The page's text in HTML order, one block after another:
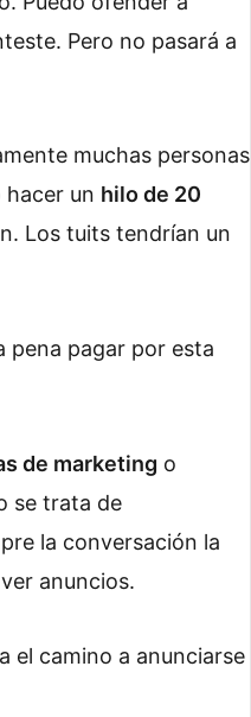
Pero no pasará a
muchas personas
hacer un hilo de 20
Los tuits tendrían un
pena pagar por esta
de marketing o
se trata de
la conversación la
anuncios.
el camino a anunciarse